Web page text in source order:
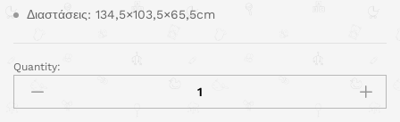
Διαστάσεις: 134,5×103,5×65,5cm
Quantity: